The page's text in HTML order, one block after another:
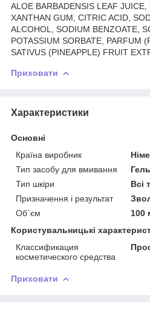
ALOE BARBADENSIS LEAF JUICE,
XANTHAN GUM, CITRIC ACID,
ALCOHOL, SODIUM BENZOATE,
POTASSIUM SORBATE, PARFUM
SATIVUS (PINEAPPLE) FRUIT
Приховати
Характеристики
Основні
Країна виробник
Тип засобу для вмивання
Гель
Тип шкіри
Всі
Призначення і результат
Об`єм
100
Користувальницькі
Классификация
косметического средства
Приховати